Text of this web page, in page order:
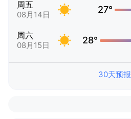
周五
08月14日 27°
周六
08月15日 28°
30天预报